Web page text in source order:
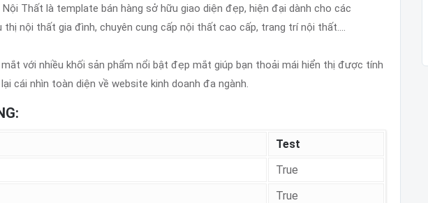
Thất là template bán hàng sở hữu giao diện đẹp, hiện đại dành cho các
nội thất gia đình, chuyên cung cấp nội thất cao cấp, trang trí nội thất....
với nhiều khối sản phẩm nổi bật đẹp mắt giúp bạn thoải mái hiển thị được tính
cái nhìn toàn diện về website kinh doanh đa ngành.
Test
True
True